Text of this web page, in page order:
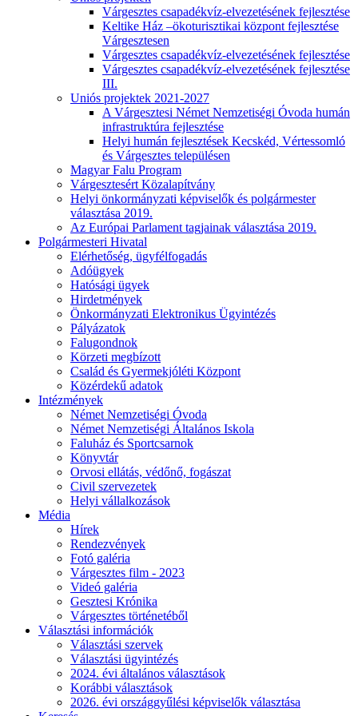
Várgesztes csapadékvíz-elvezetésének fejlesztése
Keltike Ház –ökoturisztikai központ fejlesztése
Várgesztesen
Várgesztes csapadékvíz-elvezetésének fejlesztése
Várgesztes csapadékvíz-elvezetésének fejlesztése
III.
Uniós projektek 2021-2027
A Várgesztesi Német Nemzetiségi Óvoda humán
infrastruktúra fejlesztése
Helyi humán fejlesztések Kecskéd, Vértessomló
és Várgesztes településen
Magyar Falu Program
Várgesztesért Közalapítvány
Helyi önkormányzati képviselők és polgármester
választása 2019.
Az Európai Parlament tagjainak választása 2019.
Polgármesteri Hivatal
Elérhetőség, ügyfélfogadás
Adóügyek
Hatósági ügyek
Hirdetmények
Önkormányzati Elektronikus Ügyintézés
Pályázatok
Falugondnok
Körzeti megbízott
Család és Gyermekjóléti Központ
Közérdekű adatok
Intézmények
Német Nemzetiségi Óvoda
Német Nemzetiségi Általános Iskola
Faluház és Sportcsarnok
Könyvtár
Orvosi ellátás, védőnő, fogászat
Civil szervezetek
Helyi vállalkozások
Média
Hírek
Rendezvények
Fotó galéria
Várgesztes film - 2023
Videó galéria
Gesztesi Krónika
Várgesztes történetéből
Választási információk
Választási szervek
Választási ügyintézés
2024. évi általános választások
Korábbi választások
2026. évi országgyűlési képviselők választása